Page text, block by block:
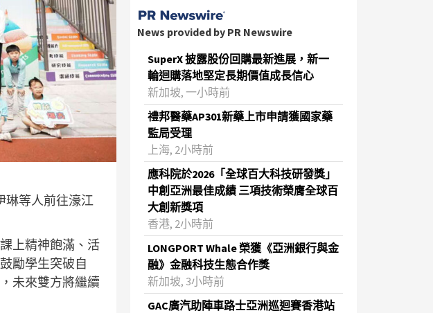
琳等人前往濠江
上精神飽滿、活
勵學生突破自
未來雙方將繼續
News provided by PR Newswire
SuperX 披露股份回購最新進展，新一
輪迴購落地堅定長期價值成長信心
新加坡, 一小時前
禮邦醫藥AP301新藥上市申請獲國家藥
監局受理
上海, 2小時前
應科院於2026「全球百大科技研發獎」
中創亞洲最佳成績 三項技術榮膺全球百
大創新獎項
香港, 2小時前
LONGPORT Whale 榮獲《亞洲銀行與金
融》金融科技生態合作獎
新加坡, 3小時前
GAC廣汽助陣車路士亞洲巡迴賽香港站